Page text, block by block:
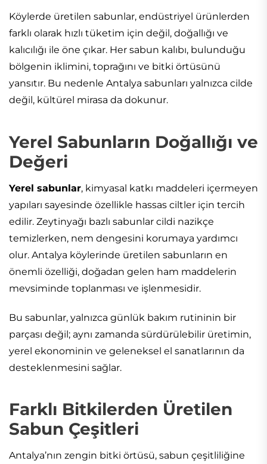
Köylerde üretilen sabunlar, endüstriyel ürünlerden
farklı olarak hızlı tüketim için değil, doğallığı ve
kalıcılığı ile öne çıkar. Her sabun kalıbı, bulunduğu
bölgenin iklimini, toprağını ve bitki örtüsünü
yansıtır. Bu nedenle Antalya sabunları yalnızca cilde
değil, kültürel mirasa da dokunur.
Yerel Sabunların Doğallığı ve
Değeri
Yerel sabunlar, kimyasal katkı maddeleri içermeyen
yapıları sayesinde özellikle hassas ciltler için tercih
edilir. Zeytinyağı bazlı sabunlar cildi nazikçe
temizlerken, nem dengesini korumaya yardımcı
olur. Antalya köylerinde üretilen sabunların en
önemli özelliği, doğadan gelen ham maddelerin
mevsiminde toplanması ve işlenmesidir.
Bu sabunlar, yalnızca günlük bakım rutininin bir
parçası değil; aynı zamanda sürdürülebilir üretimin,
yerel ekonominin ve geleneksel el sanatlarının da
desteklenmesini sağlar.
Farklı Bitkilerden Üretilen
Sabun Çeşitleri
Antalya’nın zengin bitki örtüsü, sabun çeşitliliğine